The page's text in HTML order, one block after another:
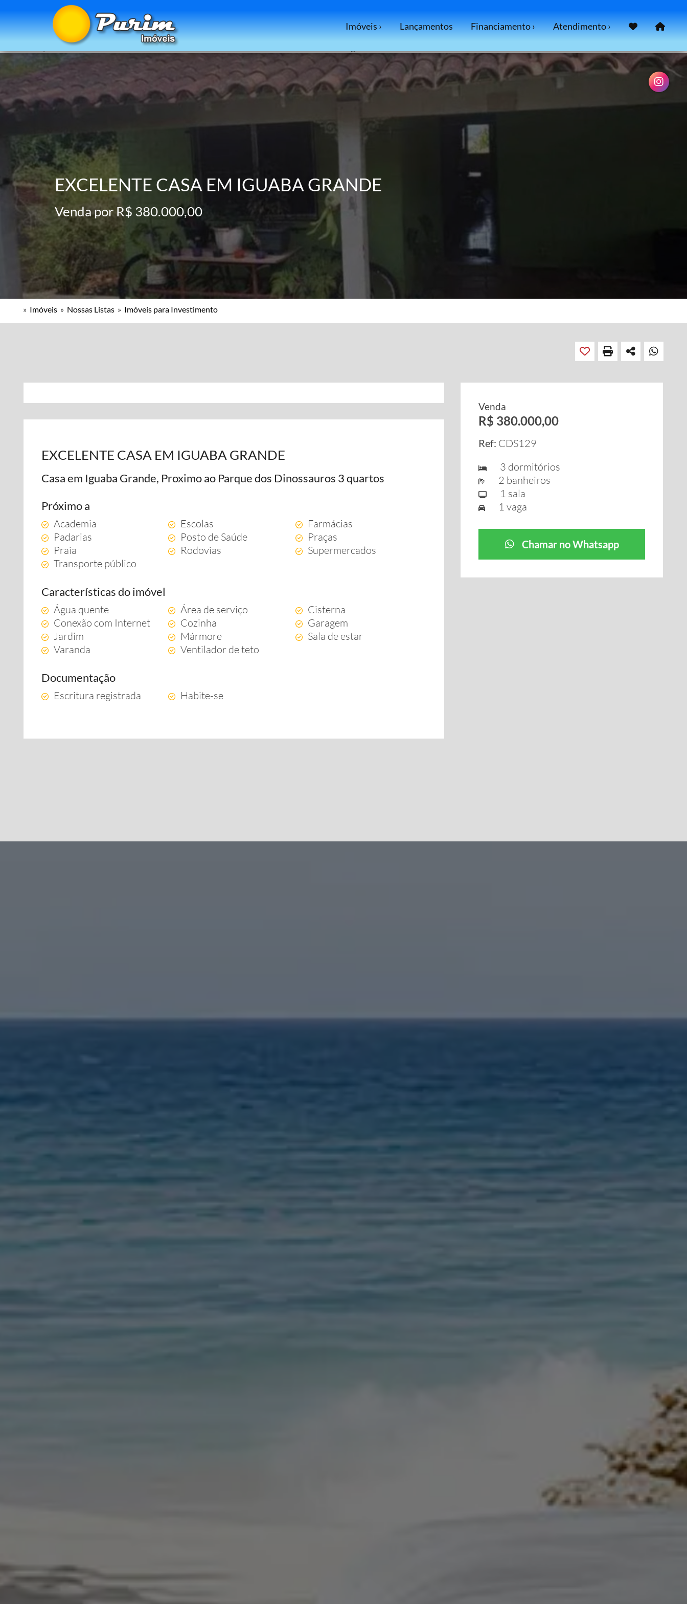
Imobiliária Compra de imóveis Investimento imobiliário Corretor de imóveis Casas à venda Mercado imobiliário aluguel, alugar, para alugar, aluguel casa
gratis, gratuito emprego, vaga, trabalho fotos, imagens, vídeos (sem intenção de compra comprar casa Rio de Janeiro casas à venda baratas casa à venda com
piscina casa à venda 2 quartos / 3 quartos / 4 quartos casa à venda financiada casa à venda aceita permuta casa à venda casas à venda comprar casa vender
casa casa para vender imóvel à venda casas à venda Rio de Janeiro casa à venda iguabinha
Imóveis › Lançamentos Financiamento › Atendimento ›
EXCELENTE CASA EM IGUABA GRANDE
Venda por R$ 380.000,00
» Imóveis » Nossas Listas » Imóveis para Investimento
EXCELENTE CASA EM IGUABA GRANDE
Casa em Iguaba Grande, Proximo ao Parque dos Dinossauros 3 quartos
Próximo a
Academia Escolas
Farmácias
Padarias
Posto de Saúde
Praças
Praia
Rodovias
Supermercados
Transporte público
Características do imóvel
Água quente Área de serviço
Cisterna
Conexão com Internet
Cozinha
Garagem
Jardim
Mármore
Sala de estar
Varanda
Ventilador de teto
Documentação
Escritura registrada Habite-se
Venda
R$ 380.000,00
Ref: CDS129
3 dormitórios
2 banheiros
1 sala
1 vaga
Chamar no Whatsapp